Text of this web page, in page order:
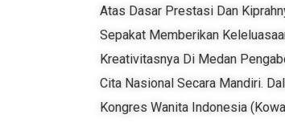
Atas Dasar Prestasi Dan
Sepakat Memberikan
Kreativitasnya Di Medan
Cita Nasional Secara Mandiri.
Kongres Wanita Indonesia